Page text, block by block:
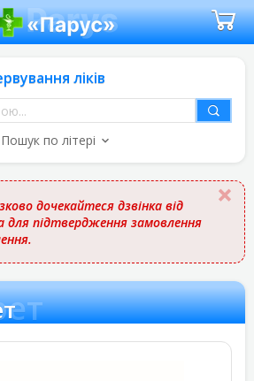
ліків
Пошук по літері
дочекайтеся дзвінка від
для підтвердження замовлення